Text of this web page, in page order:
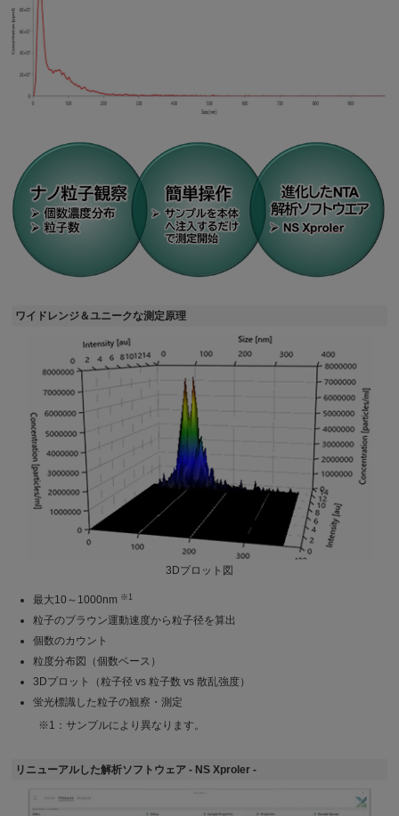
ワイドレンジ＆ユニークな測定原理
3Dプロット図
最大10～1000nm ※1
粒子のブラウン運動速度から粒子径を算出
個数のカウント
粒度分布図（個数ベース）
3Dプロット（粒子径 vs 粒子数 vs 散乱強度）
蛍光標識した粒子の観察・測定
※1：サンプルにより異なります。
リニューアルした解析ソフトウェア - NS Xproler -